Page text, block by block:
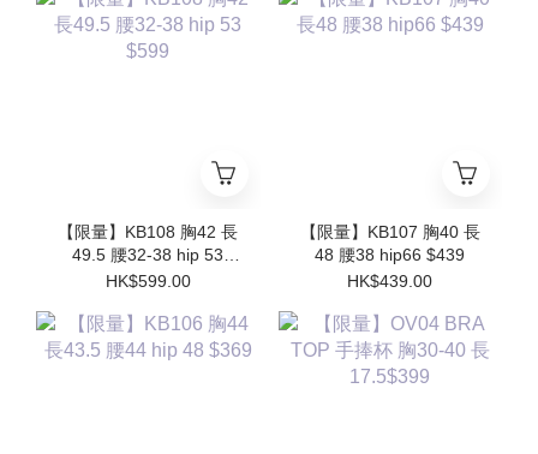
【限量】KB108 胸42 長
49.5 腰32-38 hip 53
$599
HK$599.00
【限量】KB107 胸40 長
48 腰38 hip66 $439
HK$439.00